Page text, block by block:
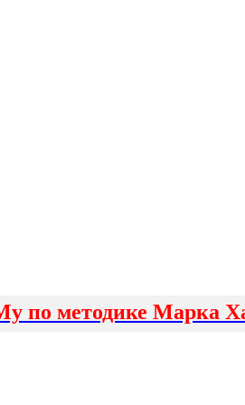
по методике Марка